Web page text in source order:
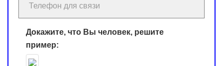
Докажите, что Вы человек, решите
пример: